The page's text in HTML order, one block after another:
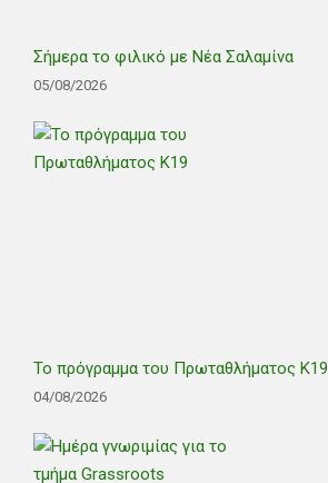
Σήμερα το φιλικό με Νέα Σαλαμίνα
05/08/2026
Το πρόγραμμα του Πρωταθλήματος Κ19
04/08/2026